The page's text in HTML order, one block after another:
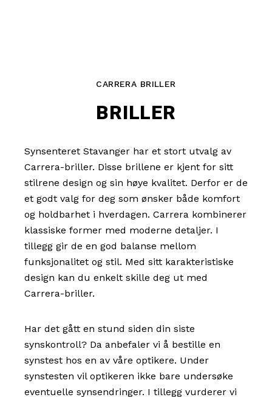
CARRERA BRILLER
BRILLER
Synsenteret Stavanger har et stort utvalg av
Carrera-briller. Disse brillene er kjent for sitt
stilrene design og sin høye kvalitet. Derfor er de
et godt valg for deg som ønsker både komfort
og holdbarhet i hverdagen. Carrera kombinerer
klassiske former med moderne detaljer. I
tillegg gir de en god balanse mellom
funksjonalitet og stil. Med sitt karakteristiske
design kan du enkelt skille deg ut med
Carrera-briller.
Har det gått en stund siden din siste
synskontroll? Da anbefaler vi å bestille en
synstest hos en av våre optikere. Under
synstesten vil optikeren ikke bare undersøke
eventuelle synsendringer. I tillegg vurderer vi